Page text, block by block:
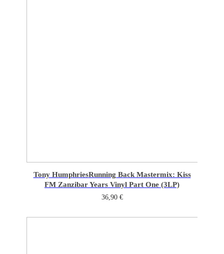
Tony HumphriesRunning Back Mastermix: Kiss
FM Zanzibar Years Vinyl Part One (3LP)
36,90 €